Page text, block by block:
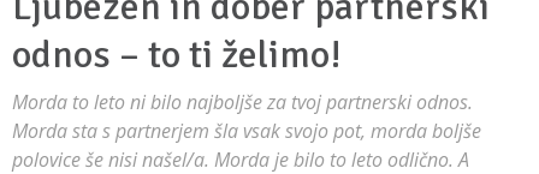
odnos – to ti želimo!
Morda to leto ni bilo najboljše za tvoj partnerski odnos.
Morda sta s partnerjem šla vsak svojo pot, morda boljše
polovice še nisi našel/a. Morda je bilo to leto odlično. A